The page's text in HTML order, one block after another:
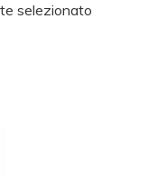
selezionato